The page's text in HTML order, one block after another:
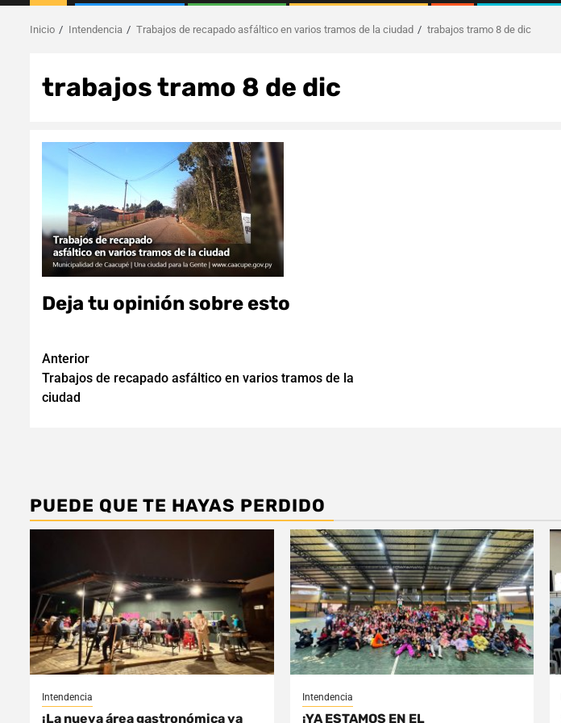
Inicio Intendencia Trabajos de recapado asfáltico en varios tramos de la ciudad trabajos tramo 8 de dic
trabajos tramo 8 de dic
Deja tu opinión sobre esto
Navegación
de
Anterior
Trabajos de recapado asfáltico en varios tramos de la
ciudad
PUEDE QUE TE HAYAS PERDIDO
Intendencia
¡La nueva área gastronómica ya
Intendencia
¡YA ESTAMOS EN EL